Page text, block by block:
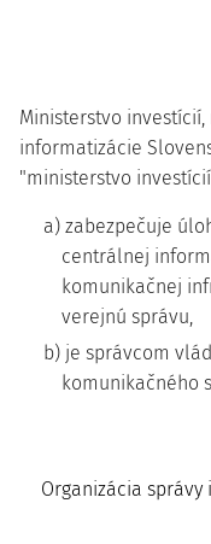
Ministerstvo
informatizácie
"ministerstvo
a) zabezpečuje
centrálnej
komunikačnej
verejnú správu,
b) je správcom
komunikačného
Organizácia